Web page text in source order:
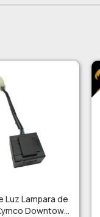
Luz Lampara de
Downtown